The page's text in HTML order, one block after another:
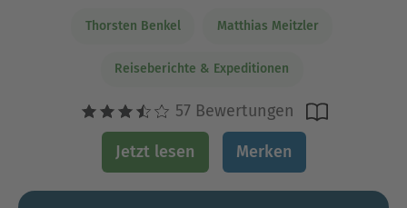
Thorsten Benkel Matthias Meitzler
Reiseberichte & Expeditionen
57 Bewertungen
Jetzt lesen Merken